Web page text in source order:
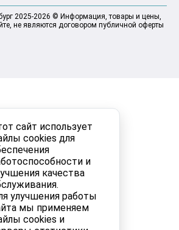
сайт использует
cookies для
и
качества
улучшения работы
мы применяем
cookies и
2025-2026 © Информация, товары и цены,
не являются договором публичной оферты